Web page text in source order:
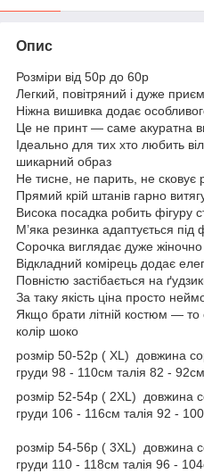
Опис
Розміри від 50р до 60р
Легкий, повітряний і дуже
Ніжна вишивка додає
Це не принт — саме акуратна
Ідеально для тих хто любить
шикарний образ
Не тисне, не парить, не сковує
Прямий крій штанів гарно
Висока посадка робить фігуру
М’яка резинка адаптується під
Сорочка виглядає дуже
Відкладний комірець додає
Повністю застібається на
За таку якість ціна просто
Якщо брати літній костюм — то
колір шоко
розмір 50-52р ( XL) довжина
груди 98 - 110см талія 82 -
розмір 52-54р ( 2XL) довжина
груди 106 - 116см талія 92 -
розмір 54-56р ( 3XL) довжина
груди 110 - 118см талія 96 -